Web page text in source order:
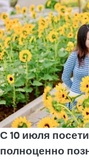
С 10 июля
полноценно